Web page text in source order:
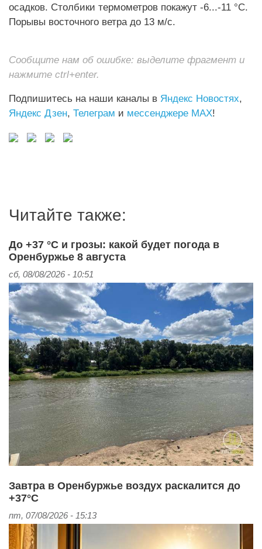
осадков. Столбики термометров покажут -6...-11 °C.
Порывы восточного ветра до 13 м/с.
Сообщите нам об ошибке: выделите фрагмент и
нажмите ctrl+enter.
Подпишитесь на наши каналы в Яндекс Новостях,
Яндекс Дзен, Телеграм и мессенджере MAX!
Читайте также:
До +37 °C и грозы: какой будет погода в
Оренбуржье 8 августа
сб, 08/08/2026 - 10:51
Завтра в Оренбуржье воздух раскалится до
+37°С
пт, 07/08/2026 - 15:13